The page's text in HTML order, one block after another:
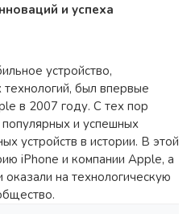
и успеха
устройство,
был впервые
в 2007 году. С тех пор
и успешных
устройств в истории. В этой
iPhone и компании Apple, а
на технологическую